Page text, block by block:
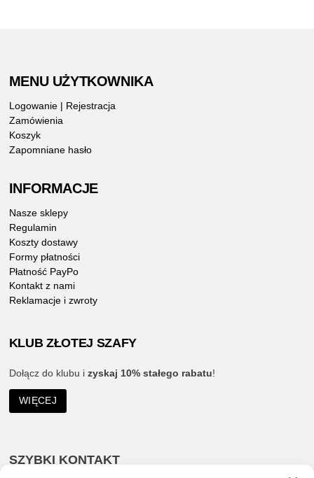
MENU UŻYTKOWNIKA
Logowanie | Rejestracja
Zamówienia
Koszyk
Zapomniane hasło
INFORMACJE
Nasze sklepy
Regulamin
Koszty dostawy
Formy płatności
Płatność PayPo
Kontakt z nami
Reklamacje i zwroty
KLUB ZŁOTEJ SZAFY
Dołącz do klubu i zyskaj 10% stałego rabatu!
WIĘCEJ
SZYBKI KONTAKT